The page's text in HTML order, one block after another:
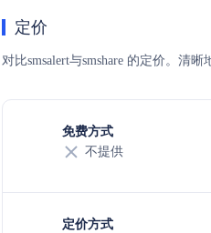
定价
对比smsalert与smshare 的定价。清
免费方式
不提供
定价方式